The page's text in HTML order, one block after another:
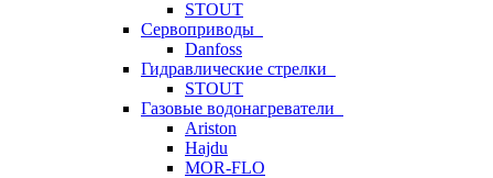
STOUT
Сервоприводы
Danfoss
Гидравлические стрелки
STOUT
Газовые водонагреватели
Ariston
Hajdu
MOR-FLO